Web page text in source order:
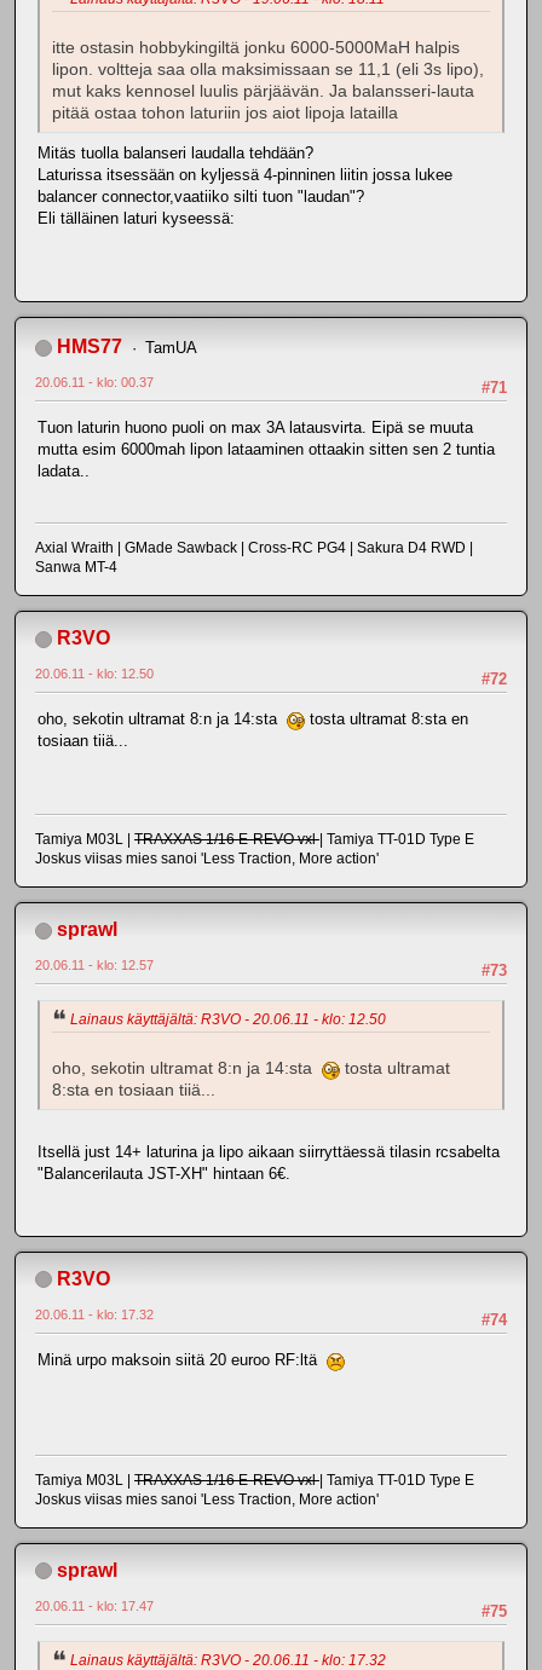
itte ostasin hobbykingiltä jonku 6000-5000MaH halpis
lipon. voltteja saa olla maksimissaan se 11,1 (eli 3s lipo),
mut kaks kennosel luulis pärjäävän. Ja balansseri-lauta
pitää ostaa tohon laturiin jos aiot lipoja latailla
Mitäs tuolla balanseri laudalla tehdään?
Laturissa itsessään on kyljessä 4-pinninen liitin jossa lukee
balancer connector,vaatiiko silti tuon "laudan"?
Eli tälläinen laturi kyseessä:
HMS77 TamUA
#71
20.06.11 - klo: 00.37
Tuon laturin huono puoli on max 3A latausvirta. Eipä se muuta
mutta esim 6000mah lipon lataaminen ottaakin sitten sen 2 tuntia
ladata..
Axial Wraith | GMade Sawback | Cross-RC PG4 | Sakura D4 RWD |
Sanwa MT-4
R3VO
#72
20.06.11 - klo: 12.50
oho, sekotin ultramat 8:n ja 14:sta
tosta ultramat 8:sta en
tosiaan tiiä...
Tamiya M03L | TRAXXAS 1/16 E-REVO vxl | Tamiya TT-01D Type E
Joskus viisas mies sanoi 'Less Traction, More action'
sprawl
#73
20.06.11 - klo: 12.57
Lainaus käyttäjältä: R3VO - 20.06.11 - klo: 12.50
oho, sekotin ultramat 8:n ja 14:sta
tosta ultramat
8:sta en tosiaan tiiä...
Itsellä just 14+ laturina ja lipo aikaan siirryttäessä tilasin rcsabelta
"Balancerilauta JST-XH" hintaan 6€.
R3VO
#74
20.06.11 - klo: 17.32
Minä urpo maksoin siitä 20 euroo RF:ltä
Tamiya M03L | TRAXXAS 1/16 E-REVO vxl| Tamiya TT-01D Type E
Joskus viisas mies sanoi 'Less Traction, More action'
sprawl
#75
20.06.11 - klo: 17.47
Lainaus käyttäjältä: R3VO - 20.06.11 - klo: 17.32